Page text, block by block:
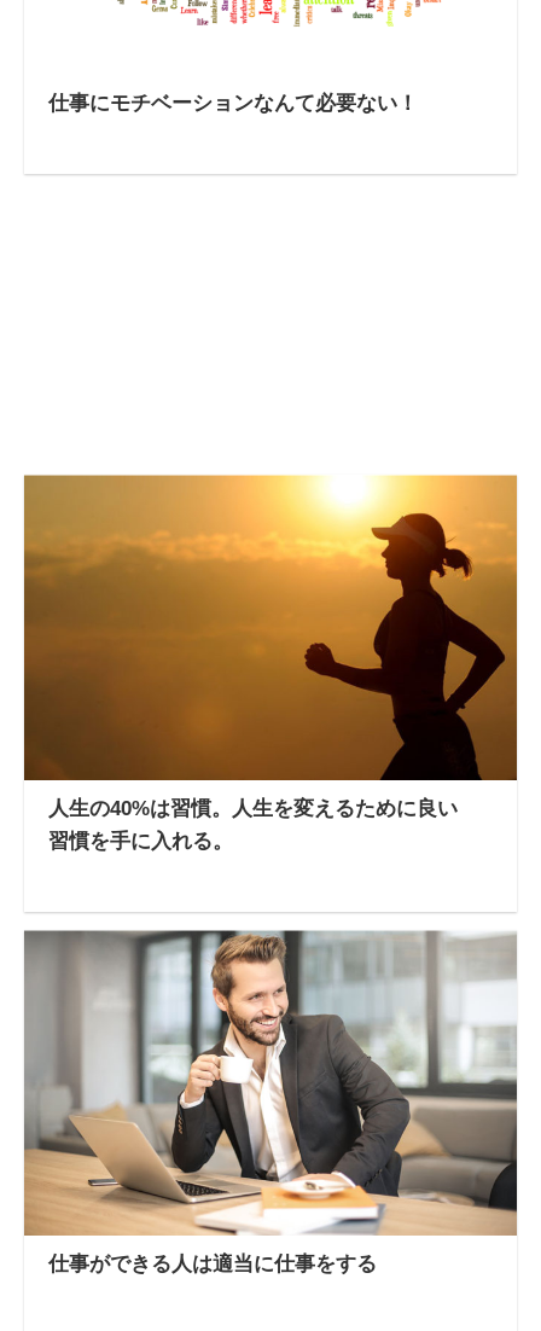
仕事にモチベーションなんて必要ない！
人生の40%は習慣。人生を変えるために良い
習慣を手に入れる。
仕事ができる人は適当に仕事をする